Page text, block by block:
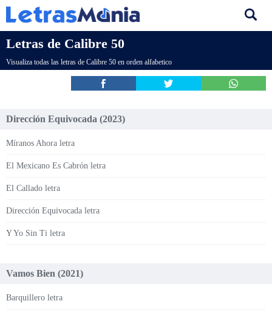
Letras de Calibre 50
Visualiza todas las letras de Calibre 50 en orden alfabetico
Dirección Equivocada (2023)
Míranos Ahora letra
El Mexicano Es Cabrón letra
El Callado letra
Dirección Equivocada letra
Y Yo Sin Ti letra
Vamos Bien (2021)
Barquillero letra